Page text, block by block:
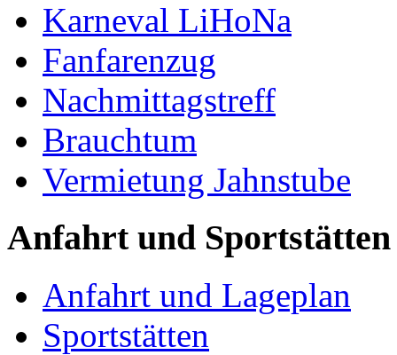
Karneval LiHoNa
Fanfarenzug
Nachmittagstreff
Brauchtum
Vermietung Jahnstube
Anfahrt und Sportstätten
Anfahrt und Lageplan
Sportstätten